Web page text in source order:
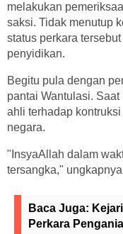
melakukan
saksi. Tidak menutup
status perkara
penyidikan.
Begitu pula dengan
pantai Wantulasi.
ahli terhadap
negara.
"InsyaAllah dalam
tersangka,"
Baca Juga:
Perkara